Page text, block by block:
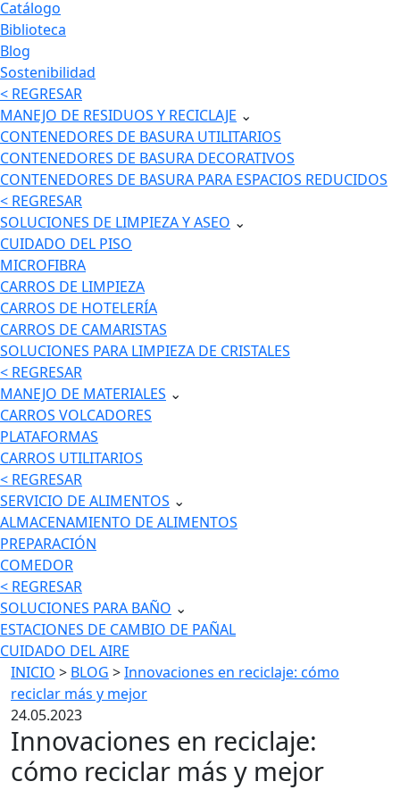
Catálogo
Biblioteca
Blog
Sostenibilidad
< REGRESAR
MANEJO DE RESIDUOS Y RECICLAJE ⌄
CONTENEDORES DE BASURA UTILITARIOS
CONTENEDORES DE BASURA DECORATIVOS
CONTENEDORES DE BASURA PARA ESPACIOS REDUCIDOS
< REGRESAR
SOLUCIONES DE LIMPIEZA Y ASEO ⌄
CUIDADO DEL PISO
MICROFIBRA
CARROS DE LIMPIEZA
CARROS DE HOTELERÍA
CARROS DE CAMARISTAS
SOLUCIONES PARA LIMPIEZA DE CRISTALES
< REGRESAR
MANEJO DE MATERIALES ⌄
CARROS VOLCADORES
PLATAFORMAS
CARROS UTILITARIOS
< REGRESAR
SERVICIO DE ALIMENTOS ⌄
ALMACENAMIENTO DE ALIMENTOS
PREPARACIÓN
COMEDOR
< REGRESAR
SOLUCIONES PARA BAÑO ⌄
ESTACIONES DE CAMBIO DE PAÑAL
CUIDADO DEL AIRE
INICIO > BLOG >Innovaciones en reciclaje: cómo
reciclar más y mejor
24.05.2023
Innovaciones en reciclaje:
cómo reciclar más y mejor